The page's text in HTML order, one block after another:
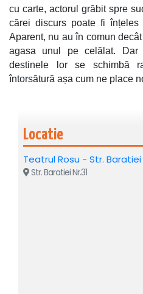
cu carte, actorul grăbit spre
cărei discurs poate fi
Aparent, nu au în comun
agasa unul pe celălat.
destinele lor se schimbă
întorsătură așa cum ne place
De Ion Bogdan Martin.
Taloi, Alin Brancu.
Recomandat: 12+
Pentru detalii suplimentare
Locatie
Teatrul Rosu - Str. Baratiei
Str. Baratiei Nr.31